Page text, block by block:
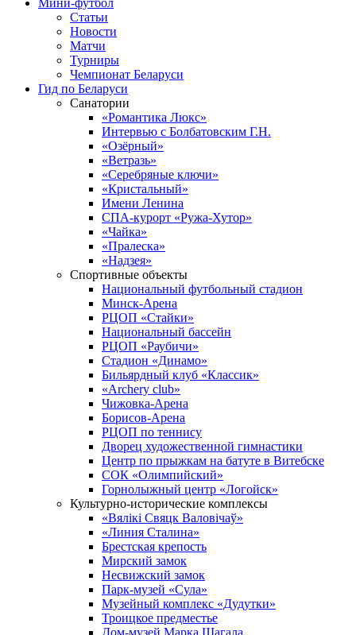
Мини-футбол
Статьи
Новости
Матчи
Турниры
Чемпионат Беларуси
Гид по Беларуси
Санатории
«Романтика Люкс»
Интервью с Болбатовским Г.Н.
«Озёрный»
«Ветразь»
«Серебряные ключи»
«Кристальный»
Имени Ленина
СПА-курорт «Ружа-Хутор»
«Чайка»
«Пралеска»
«Надзея»
Спортивные объекты
Национальный футбольный стадион
Минск-Арена
РЦОП «Стайки»
Национальный бассейн
РЦОП «Раубичи»
Стадион «Динамо»
Бильярдный клуб «Классик»
«Archery club»
Чижовка-Арена
Борисов-Арена
РЦОП по теннису
Дворец художественной гимнастики
Центр по прыжкам на батуте в Витебске
СОК «Олимпийский»
Горнолыжный центр «Логойск»
Культурно-исторические комплексы
«Вялікі Свяцк Валовічаў»
«Линия Сталина»
Брестская крепость
Мирский замок
Несвижский замок
Парк-музей «Сула»
Музейный комплекс «Дудутки»
Троицкое предместье
Дом-музей Марка Шагала